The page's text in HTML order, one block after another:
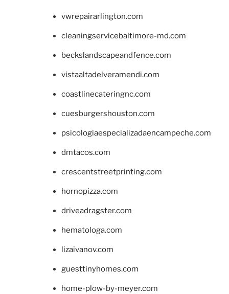
vwrepairarlington.com
cleaningservicebaltimore-md.com
beckslandscapeandfence.com
vistaaltadelveramendi.com
coastlinecateringnc.com
cuesburgershouston.com
psicologiaespecializadaencampeche.com
dmtacos.com
crescentstreetprinting.com
hornopizza.com
driveadragster.com
hematologa.com
lizaivanov.com
guesttinyhomes.com
home-plow-by-meyer.com